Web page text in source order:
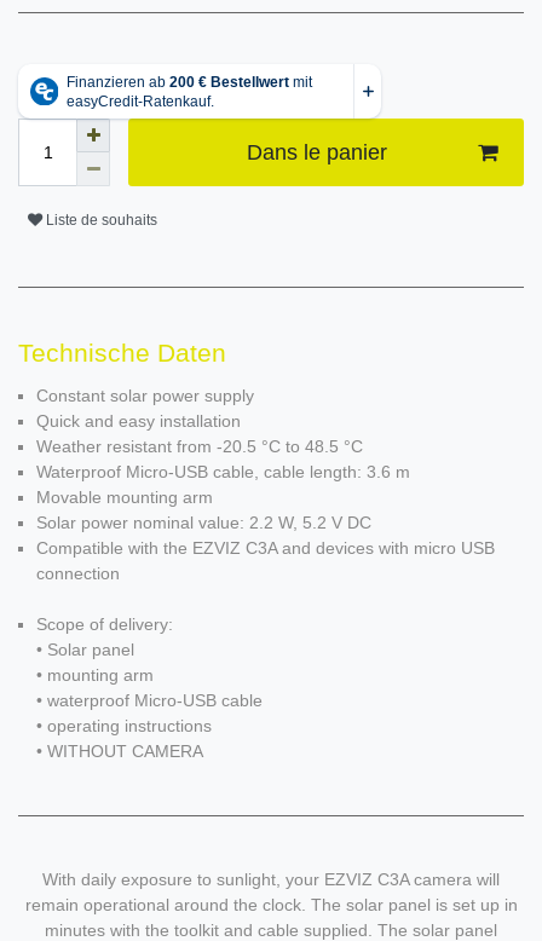
Dans le panier
Liste de souhaits
Technische Daten
Constant solar power supply
Quick and easy installation
Weather resistant from -20.5 °C to 48.5 °C
Waterproof Micro-USB cable, cable length: 3.6 m
Movable mounting arm
Solar power nominal value: 2.2 W, 5.2 V DC
Compatible with the EZVIZ C3A and devices with micro USB
connection
Scope of delivery:
• Solar panel
• mounting arm
• waterproof Micro-USB cable
• operating instructions
• WITHOUT CAMERA
With daily exposure to sunlight, your EZVIZ C3A camera will
remain operational around the clock. The solar panel is set up in
minutes with the toolkit and cable supplied. The solar panel